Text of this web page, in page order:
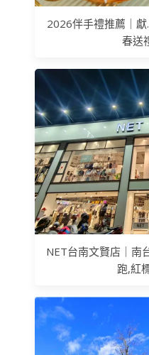
2026伴手禮推薦｜
春送
NET台南文賢店｜南
跑,紅